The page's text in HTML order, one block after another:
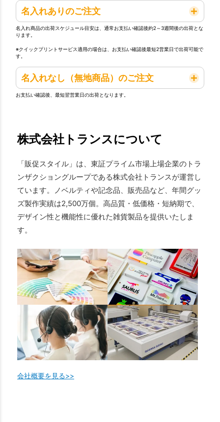
名入れありのご注文
名入れ商品の出荷スケジュール目安は、通常お支払い確認後約2～3週間後の出荷とな
ります。
※クイックプリントサービス適用の場合は、お支払い確認後最短2営業日で出荷可能で
す。
名入れなし（無地商品）のご注文
お支払い確認後、最短翌営業日の出荷となります。
株式会社トランスについて
「販促スタイル」は、東証プライム市場上場企業のトラ
ンザクショングループである株式会社トランスが運営し
ています。ノベルティや記念品、販売品など、年間グッ
ズ製作実績は2,500万個。高品質・低価格・短納期で、
デザイン性と機能性に優れた雑貨製品を提供いたしま
す。
会社概要を見る>>